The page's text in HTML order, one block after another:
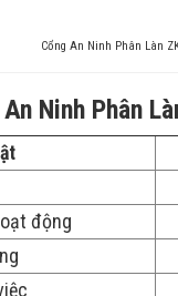
Cổng An Ninh Phân Làn
Ninh Phân
động